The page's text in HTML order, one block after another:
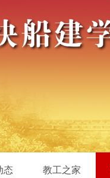
态 教工之家